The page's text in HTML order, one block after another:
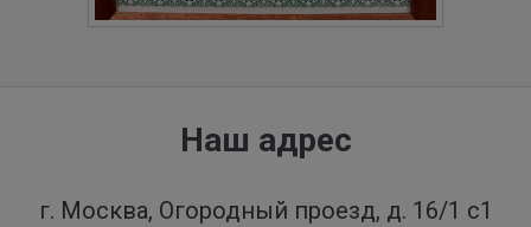
Наш адрес
г. Москва, Огородный проезд, д. 16/1 с1